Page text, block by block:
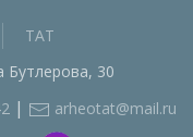
ТАТ
Бутлерова, 30
| arheotat@mail.ru